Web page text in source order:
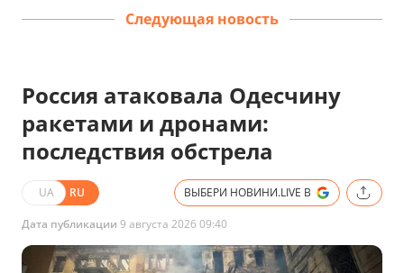
Следующая новость
Россия атаковала Одесчину
ракетами и дронами:
последствия обстрела
UA RU ВЫБЕРИ НОВИНИ.LIVE В
Дата публикации 9 августа 2026 09:40